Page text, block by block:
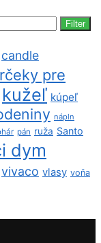
Filter
candle
pre
kužeľ kúpeľ
nápln
pán ruža Santo
dym
vivaco vlasy voňa